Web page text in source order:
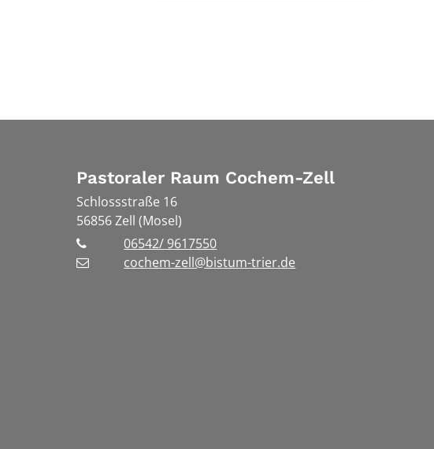
Pastoraler Raum Cochem-Zell
Schlossstraße 16
56856Zell (Mosel)
06542/ 9617550
cochem-zell@bistum-trier.de